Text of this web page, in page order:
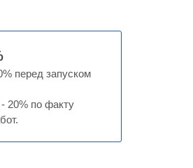
перед запуском
20% по факту